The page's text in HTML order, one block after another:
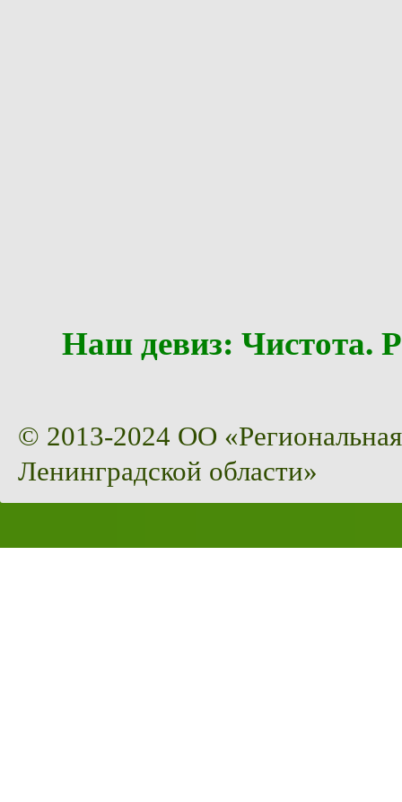
Наш девиз:
© 2013-2024 ОО
Ленинградской области»